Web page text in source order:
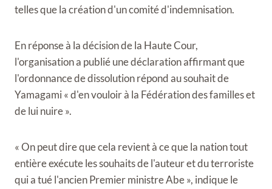
telles que la création d'un comité d'indemnisation.
En réponse à la décision de la Haute Cour,
l'organisation a publié une déclaration affirmant que
l'ordonnance de dissolution répond au souhait de
Yamagami « d'en vouloir à la Fédération des familles et
de lui nuire ».
« On peut dire que cela revient à ce que la nation tout
entière exécute les souhaits de l'auteur et du terroriste
qui a tué l'ancien Premier ministre Abe », indique le